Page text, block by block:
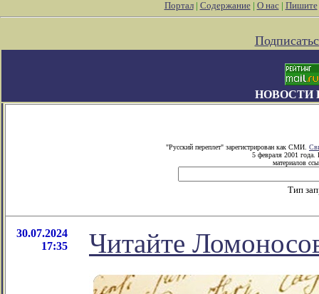
Портал| Содержание| О нас| Пишите
НОВОСТИ
"Русский переплет" зарегистрирован как СМИ.
5 февраля 2001 года.
материалов
Тип
30.07.2024
17:35
Читайте